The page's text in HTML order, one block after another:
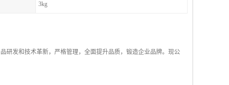
3kg
研发和技术革新，严格管理，全面提升品质，锻造企业品牌。现公